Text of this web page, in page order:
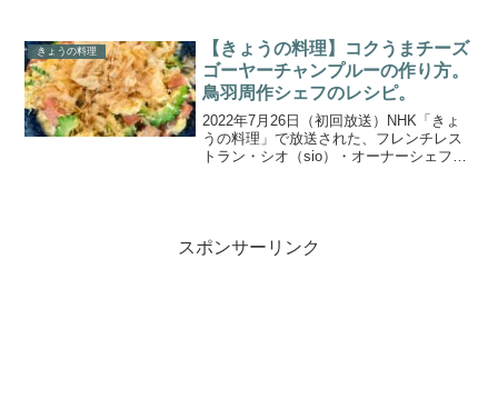
研究している原亜樹子さんの「おやつの
じかん」。特別な...
きょうの料理
【きょうの料理】コクうまチーズ
ゴーヤーチャンプルーの作り方。
鳥羽周作シェフのレシピ。
2022年7月26日（初回放送）NHK「きょ
うの料理」で放送された、フレンチレス
トラン・シオ（sio）・オーナーシェフの
スポンサーリンク